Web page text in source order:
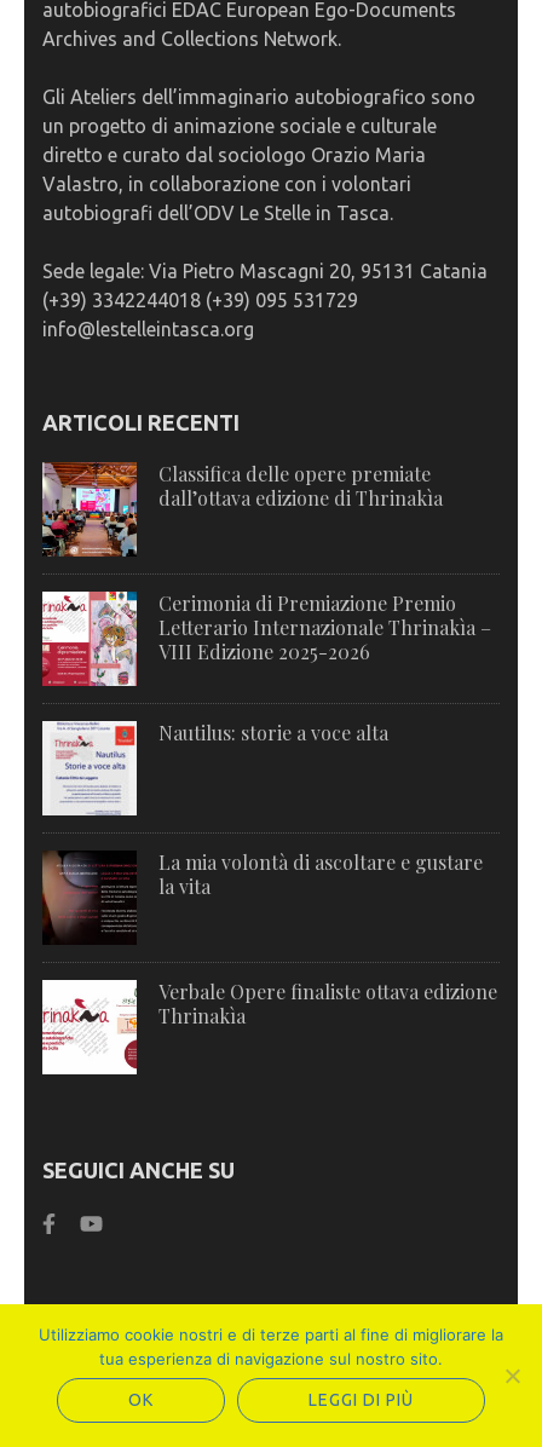
autobiografici EDAC European Ego-Documents
Archives and Collections Network.
Gli Ateliers dell’immaginario autobiografico sono
un progetto di animazione sociale e culturale
diretto e curato dal sociologo Orazio Maria
Valastro, in collaborazione con i volontari
autobiografi dell’ODV Le Stelle in Tasca.
Sede legale: Via Pietro Mascagni 20, 95131 Catania
(+39) 3342244018 (+39) 095 531729
info@lestelleintasca.org
ARTICOLI RECENTI
Classifica delle opere premiate
dall’ottava edizione di Thrinakìa
Cerimonia di Premiazione Premio
Letterario Internazionale Thrinakìa –
VIII Edizione 2025-2026
Nautilus: storie a voce alta
La mia volontà di ascoltare e gustare
la vita
Verbale Opere finaliste ottava edizione
Thrinakìa
SEGUICI ANCHE SU
TAG
Archivio memoria immaginario
siciliano
Utilizziamo cookie nostri e di terze parti al fine di migliorare la
tua esperienza di navigazione sul nostro sito.
OK LEGGI DI PIÙ